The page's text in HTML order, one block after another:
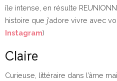
île intense, en résulte
histoire que j’adore vivre avec
Instagram)
Claire
Curieuse, littéraire dans l’âme